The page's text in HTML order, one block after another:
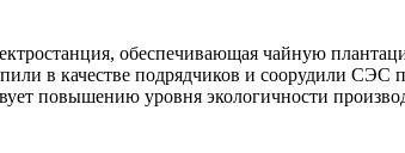
обеспечивающая чайную
в качестве подрядчиков и соорудили СЭС
повышению уровня экологичности